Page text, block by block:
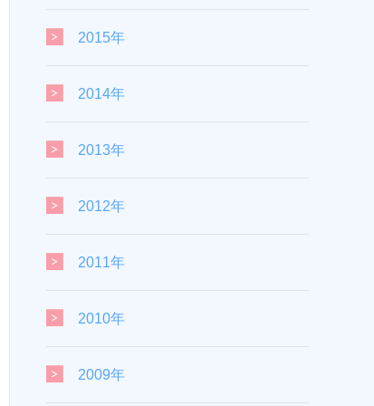
2015年
2014年
2013年
2012年
2011年
2010年
2009年